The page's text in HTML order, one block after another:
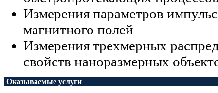
Измерения параметров
магнитного полей
Измерения трехмерных
свойств наноразмерных
Оказываемые услуги